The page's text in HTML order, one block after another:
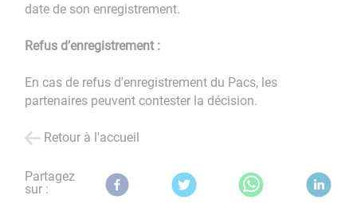
date de son enregistrement.
Refus d’enregistrement :
En cas de refus d'enregistrement du Pacs, les
partenaires peuvent contester la décision.
Retour à l'accueil
Partagez
sur :